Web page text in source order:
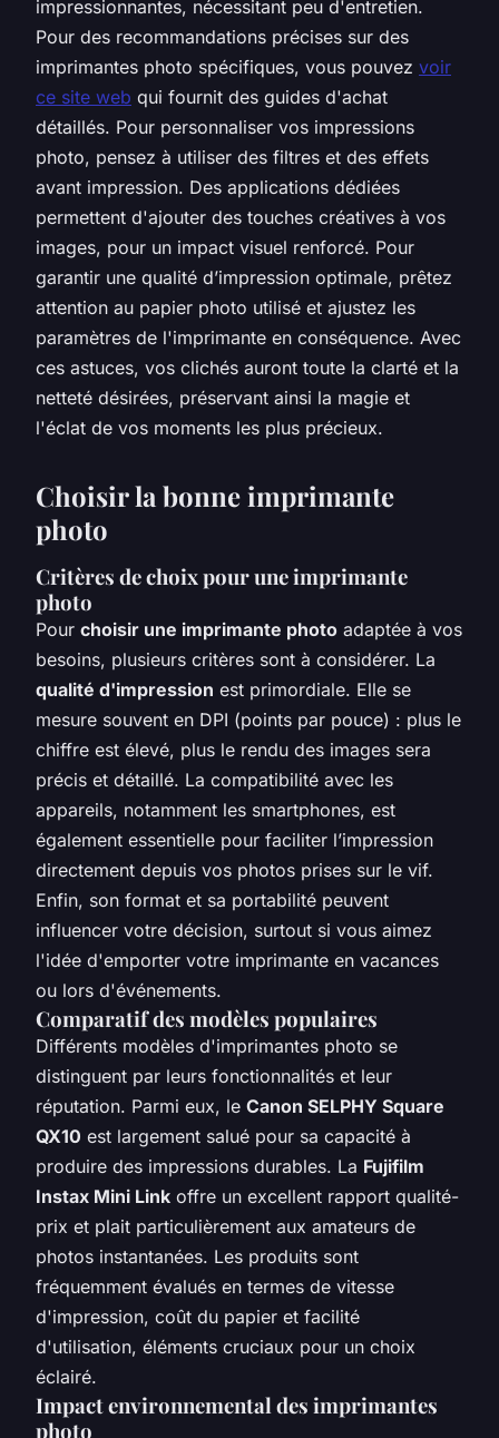
impressionnantes, nécessitant peu d'entretien.
Pour des recommandations précises sur des
imprimantes photo spécifiques, vous pouvez voir
ce site web qui fournit des guides d'achat
détaillés. Pour personnaliser vos impressions
photo, pensez à utiliser des filtres et des effets
avant impression. Des applications dédiées
permettent d'ajouter des touches créatives à vos
images, pour un impact visuel renforcé. Pour
garantir une qualité d’impression optimale, prêtez
attention au papier photo utilisé et ajustez les
paramètres de l'imprimante en conséquence. Avec
ces astuces, vos clichés auront toute la clarté et la
netteté désirées, préservant ainsi la magie et
l'éclat de vos moments les plus précieux.
Choisir la bonne imprimante
photo
Critères de choix pour une imprimante
photo
Pour choisir une imprimante photo adaptée à vos
besoins, plusieurs critères sont à considérer. La
qualité d'impression est primordiale. Elle se
mesure souvent en DPI (points par pouce) : plus le
chiffre est élevé, plus le rendu des images sera
précis et détaillé. La compatibilité avec les
appareils, notamment les smartphones, est
également essentielle pour faciliter l’impression
directement depuis vos photos prises sur le vif.
Enfin, son format et sa portabilité peuvent
influencer votre décision, surtout si vous aimez
l'idée d'emporter votre imprimante en vacances
ou lors d'événements.
Comparatif des modèles populaires
Différents modèles d'imprimantes photo se
distinguent par leurs fonctionnalités et leur
réputation. Parmi eux, le Canon SELPHY Square
QX10 est largement salué pour sa capacité à
produire des impressions durables. La Fujifilm
Instax Mini Link offre un excellent rapport qualité-
prix et plait particulièrement aux amateurs de
photos instantanées. Les produits sont
fréquemment évalués en termes de vitesse
d'impression, coût du papier et facilité
d'utilisation, éléments cruciaux pour un choix
éclairé.
Impact environnemental des imprimantes
photo